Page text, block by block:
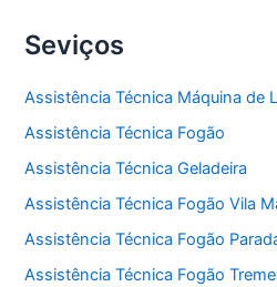
Seviços
Assistência Técnica Máquina de
Assistência Técnica Fogão
Assistência Técnica Geladeira
Assistência Técnica Fogão Vila
Assistência Técnica Fogão
Assistência Técnica Fogão